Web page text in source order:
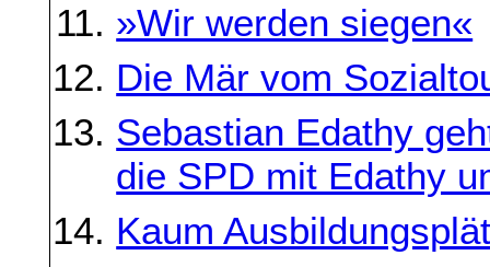
»Wir werden siegen«
Die Mär vom
Sebastian Edathy
die SPD mit Edathy
Kaum